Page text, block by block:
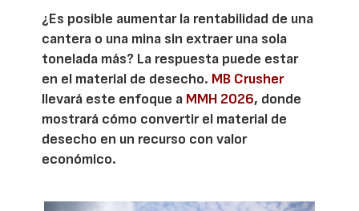
¿Es posible aumentar la rentabilidad de una
cantera o una mina sin extraer una sola
tonelada más? La respuesta puede estar
en el material de desecho. MB Crusher
llevará este enfoque a MMH 2026, donde
mostrará cómo convertir el material de
desecho en un recurso con valor
económico.